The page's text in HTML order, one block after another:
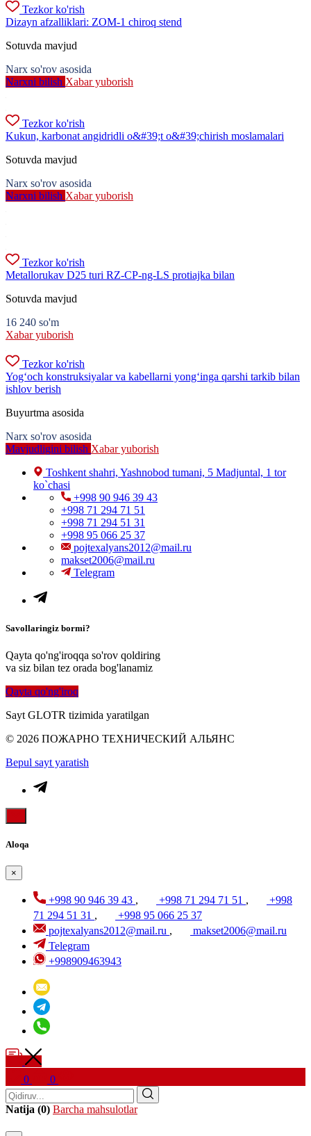
Tezkor ko'rish
Dizayn afzalliklari: ZOM-1 chiroq stend
Sotuvda mavjud
Narx so'rov asosida
Narxni bilish Xabar yuborish
Tezkor ko'rish
Kukun, karbonat angidridli o&#39;t o&#39;chirish moslamalari
Sotuvda mavjud
Narx so'rov asosida
Narxni bilish Xabar yuborish
Tezkor ko'rish
Metallorukav D25 turi RZ-CP-ng-LS protiajka bilan
Sotuvda mavjud
16 240 so'm
Xabar yuborish
Tezkor ko'rish
Yog‘och konstruksiyalar va kabellarni yong‘inga qarshi tarkib bilan
ishlov berish
Buyurtma asosida
Narx so'rov asosida
Mavjudligini bilish Xabar yuborish
Toshkent shahri, Yashnobod tumani, 5 Madjuntal, 1 tor
ko`chasi
+998 90 946 39 43
+998 71 294 71 51
+998 71 294 51 31
+998 95 066 25 37
pojtexalyans2012@mail.ru
makset2006@mail.ru
Telegram
Savollaringiz bormi?
Qayta qo'ng'iroqqa so'rov qoldiring
va siz bilan tez orada bog'lanamiz
Qayta qo'ng'iroq
Sayt GLOTR tizimida yaratilgan
© 2026 ПОЖАРНО ТЕХНИЧЕСКИЙ АЛЬЯНС
Bepul sayt yaratish
Aloqa
×
+998 90 946 39 43 , +998 71 294 71 51 ,
+998
71 294 51 31 ,
+998 95 066 25 37
pojtexalyans2012@mail.ru ,
makset2006@mail.ru
Telegram
+998909463943
0 0
Natija (0) Barcha mahsulotlar